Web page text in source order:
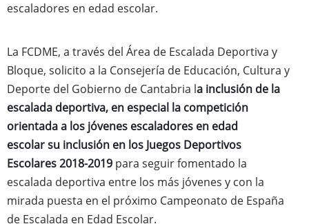
escaladores en edad escolar.
La FCDME, a través del Área de Escalada Deportiva y
Bloque, solicito a la Consejería de Educación, Cultura y
Deporte del Gobierno de Cantabria la inclusión de la
escalada deportiva, en especial la competición
orientada a los jóvenes escaladores en edad
escolar su inclusión en los Juegos Deportivos
Escolares 2018-2019 para seguir fomentado la
escalada deportiva entre los más jóvenes y con la
mirada puesta en el próximo Campeonato de España
de Escalada en Edad Escolar.